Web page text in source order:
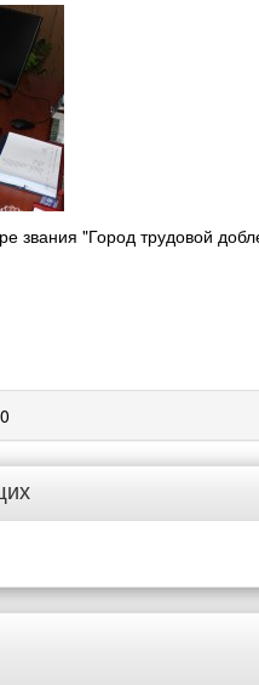
звания "Город трудовой